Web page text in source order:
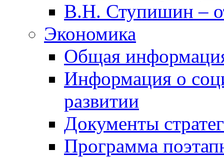
В.Н. Ступишин –
Экономика
Общая
Информация о
развитии
Документы
Программа